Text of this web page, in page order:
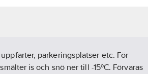
parkeringsplatser etc. För
is och snö ner till -15ºC. Förvaras